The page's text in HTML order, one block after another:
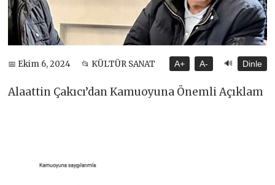
📅 Ekim 6, 2024 📂 KÜLTÜR SANAT A+ A- 🔊 Dinle
Alaattin Çakıcı’dan Kamuoyuna Önemli Açıklam